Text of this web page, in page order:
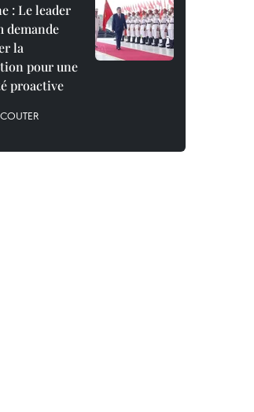
: Le leader
demande
la
pour une
proactive